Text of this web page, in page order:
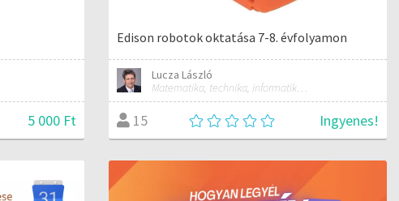
5 000 Ft
Edison robotok oktatása 7-8. évfolyamon
Lucza László
Matematika, technika, informatika szakos általános iskolai tanár; mentorpedagógus, mestertanár
15 Ingyenes!